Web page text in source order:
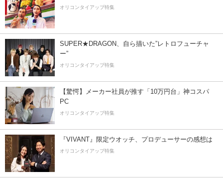
オリコンタイアップ特集
SUPER★DRAGON、自ら描いた”レトロフューチャ
ー”
オリコンタイアップ特集
【驚愕】メーカー社員が推す「10万円台」神コスパ
PC
オリコンタイアップ特集
『VIVANT』限定ウオッチ、プロデューサーの感想は
オリコンタイアップ特集